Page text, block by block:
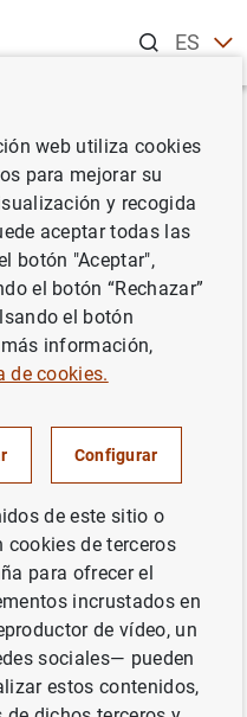
ESEN
del
de
marzo de
– marzo
Siguiente
de la z...
web utiliza cookies
para mejorar su
y recogida
aceptar todas las
botón "Aceptar",
el botón “Rechazar”
el botón
información,
de cookies.
Configurar
de este sitio o
cookies de terceros
para ofrecer el
incrustados en
de vídeo, un
sociales— pueden
estos contenidos,